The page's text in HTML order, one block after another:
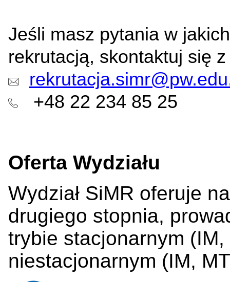
Jeśli masz pytania w
rekrutacją, skontaktuj się
+48 22 234 85 25
Oferta Wydziału
Wydział SiMR oferuje
drugiego stopnia,
trybie stacjonarnym
niestacjonarnym (IM,